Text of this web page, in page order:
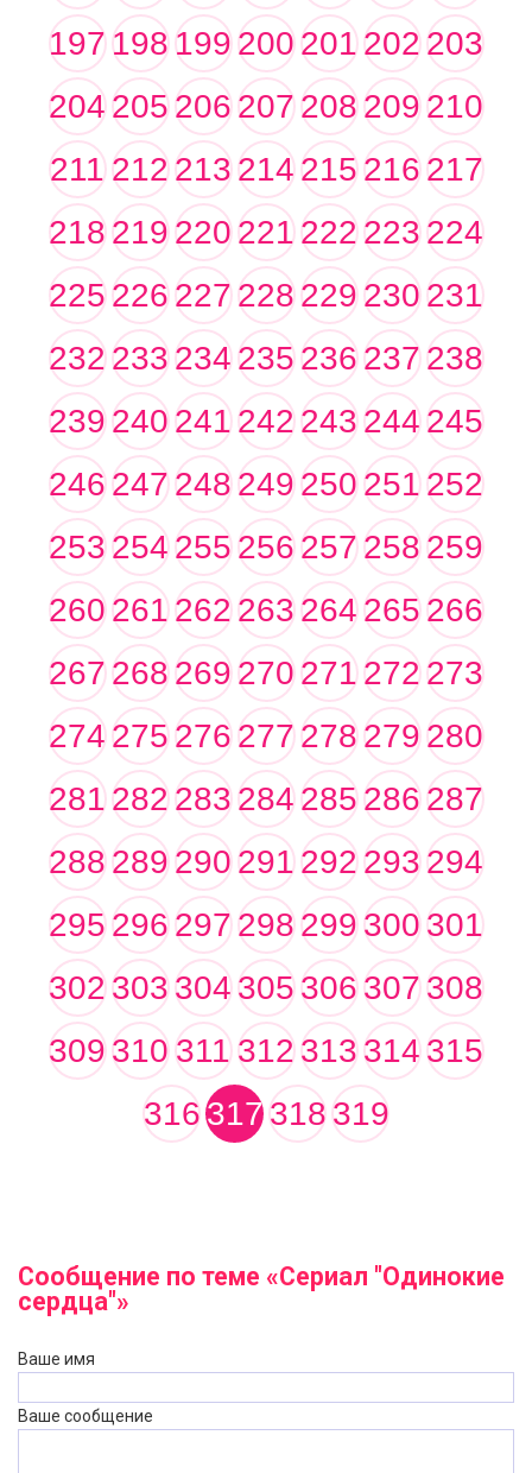
197198199200201202203
204205206207208209210
211212213214215216217
218219220221222223224
225226227228229230231
232233234235236237238
239240241242243244245
246247248249250251252
253254255256257258259
260261262263264265266
267268269270271272273
274275276277278279280
281282283284285286287
288289290291292293294
295296297298299300301
302303304305306307308
309310311312313314315
316317318319
Сообщение по теме «Сериал "Одинокие
сердца"»
Ваше имя
Ваше сообщение